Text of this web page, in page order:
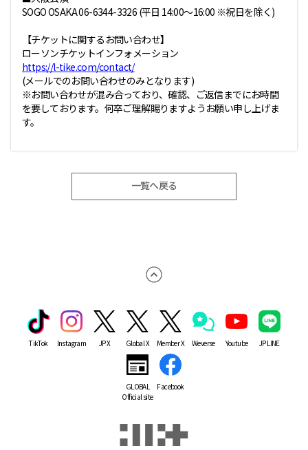
SOGO OSAKA 06-6344-3326 (平日 14:00～16:00 ※祝日を除く)
【チケットに関するお問い合わせ】
ローソンチケットインフォメーション
https://l-tike.com/contact/
(メールでのお問い合わせのみとなります)
※お問い合わせが混み合っており、確認、ご返信までにお時間
を要しております。何卒ご理解賜りますようお願い申し上げま
す。
一覧へ戻る
TikTok Instagram JP X Global X Member X Weverse Youtube JP LINE
GLOBAL
Official site
Facebook